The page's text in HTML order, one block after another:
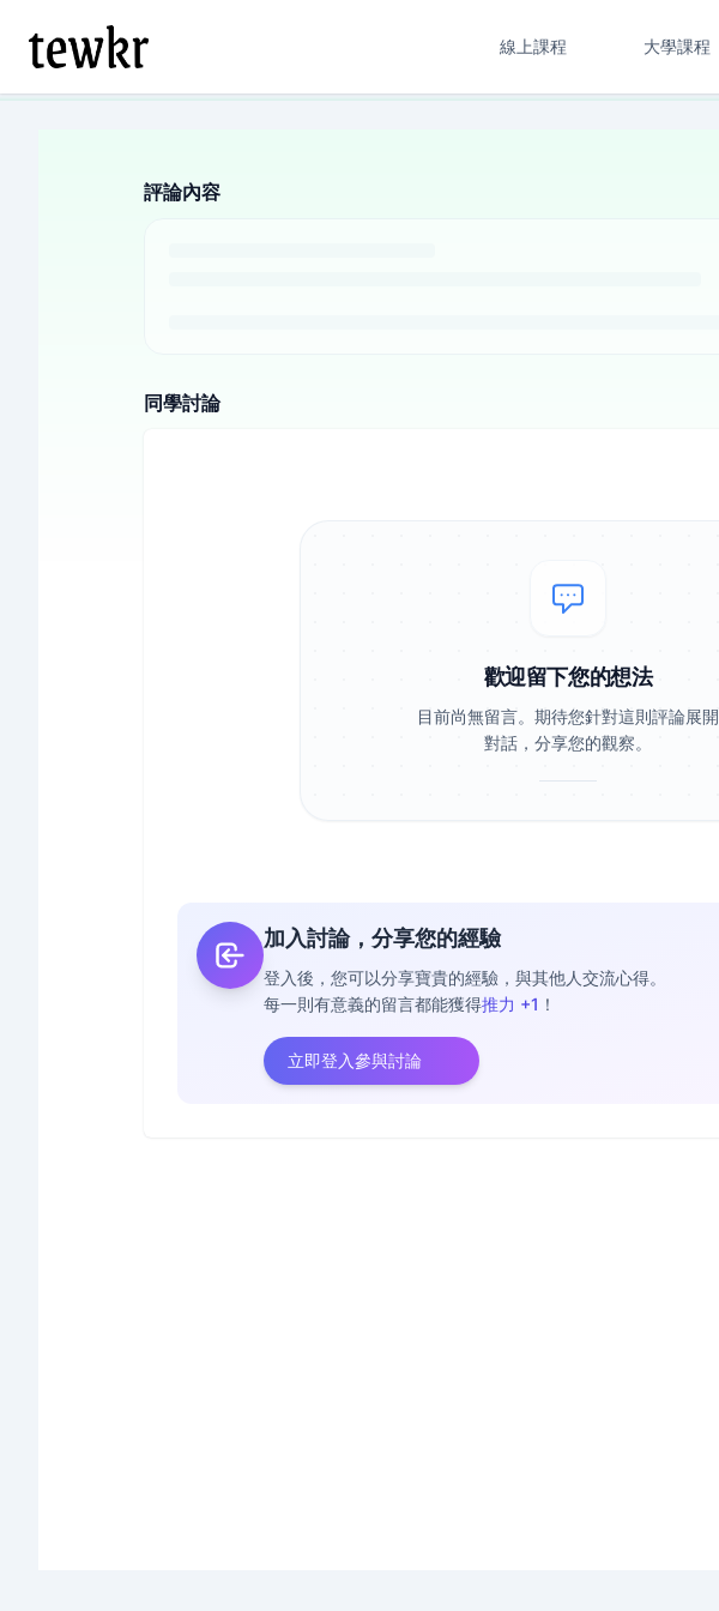
線上課程 大學課程
評論內容
同學討論
歡迎留下您的想法
目前尚無留言。期待您針對這則評論展開
對話，分享您的觀察。
加入討論，分享您的經驗
登入後，您可以分享寶貴的經驗，與其他人交流心得。
每一則有意義的留言都能獲得推力 +1 ！
立即登入參與討論